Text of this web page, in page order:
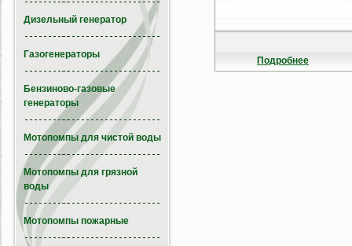
Подробнее
Дизельный генератор
Газогенераторы
Бензиново-газовые
генераторы
Мотопомпы для чистой воды
Мотопомпы для грязной
воды
Мотопомпы пожарные